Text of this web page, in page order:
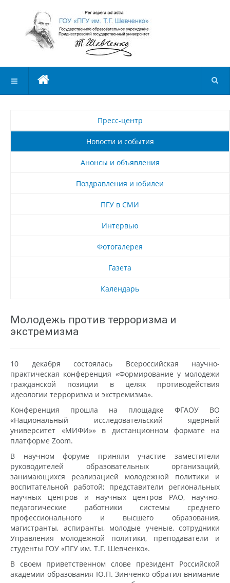
Пресс-центр
Новости и события
Анонсы и объявления
Поздравления и юбилеи
ПГУ в СМИ
Интервью
Фотогалерея
Газета
Календарь
Молодежь против терроризма и
экстремизма
10 декабря состоялась Всероссийская научно-
практическая конференция «Формирование у молодежи
гражданской позиции в целях противодействия
идеологии терроризма и экстремизма».
Конференция прошла на площадке ФГАОУ ВО
«Национальный исследовательский ядерный
университет «МИФИ»» в дистанционном формате на
платформе Zoom.
В научном форуме приняли участие заместители
руководителей образовательных организаций,
занимающихся реализацией молодежной политики и
воспитательной работой; представители региональных
научных центров и научных центров РАО, научно-
педагогические работники системы среднего
профессионального и высшего образования,
магистранты, аспиранты, молодые ученые, сотрудники
Управления молодежной политики, преподаватели и
студенты ГОУ «ПГУ им. Т.Г. Шевченко».
В своем приветственном слове президент Российской
академии образования Ю.П. Зинченко обратил внимание